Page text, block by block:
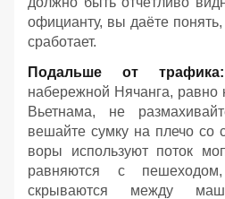
официанту, вы даёте
сработает.
Подальше от
набережной Нячанга, равно
Вьетнама, не
вешайте сумку на плечо со
воры используют поток
равняются с
скрываются между